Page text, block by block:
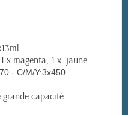
x magenta, 1 x jaune
- C/M/Y:3x450
grande capacité